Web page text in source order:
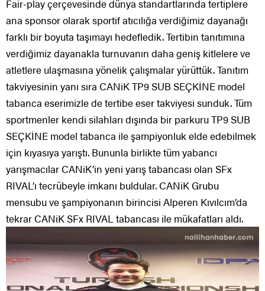
Fair-play çerçevesinde dünya standartlarında tertiplere
ana sponsor olarak sportif atıcılığa verdiğimiz dayanağı
farklı bir boyuta taşımayı hedefledik. Tertibin tanıtımına
verdiğimiz dayanakla turnuvanın daha geniş kitlelere ve
atletlere ulaşmasına yönelik çalışmalar yürüttük. Tanıtım
takviyesinin yanı sıra CANiK TP9 SUB SEÇKİNE model
tabanca eserimizle de tertibe eser takviyesi sunduk. Tüm
sportmenler kendi silahları dışında bir parkuru TP9 SUB
SEÇKİNE model tabanca ile şampiyonluk elde edebilmek
için kıyasıya yarıştı. Bununla birlikte tüm yabancı
yarışmacılar CANiK’in yeni yarış tabancası olan SFx
RIVAL’ı tecrübeyle imkanı buldular. CANiK Grubu
mensubu ve şampiyonanın birincisi Alperen Kıvılcım’da
tekrar CANiK SFx RIVAL tabancası ile mükafatları aldı.